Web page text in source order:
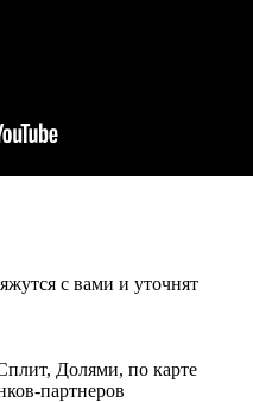
с вами и уточнят
Долями, по карте
партнеров